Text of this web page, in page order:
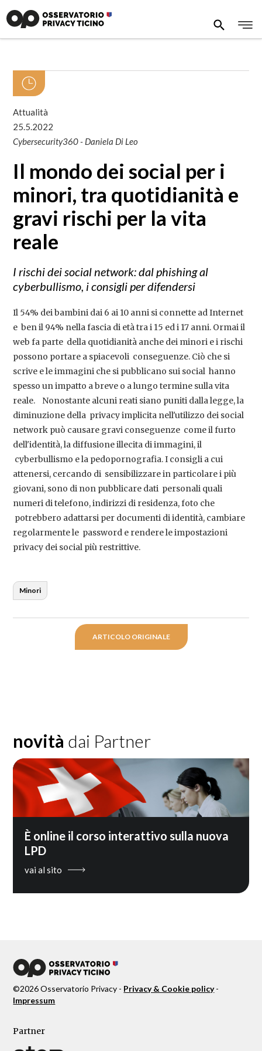
Attualità
25.5.2022
Cybersecurity360 - Daniela Di Leo
Il mondo dei social per i
minori, tra quotidianità e
gravi rischi per la vita
reale
I rischi dei social network: dal phishing al
cyberbullismo, i consigli per difendersi
Il 54% dei bambini dai 6 ai 10 anni si connette ad Internet
e ben il 94% nella fascia di età tra i 15 ed i 17 anni. Ormai il
web fa parte della quotidianità anche dei minori e i rischi
possono portare a spiacevoli conseguenze. Ciò che si
scrive e le immagini che si pubblicano sui social hanno
spesso un impatto a breve o a lungo termine sulla vita
reale. Nonostante alcuni reati siano puniti dalla legge, la
diminuzione della privacy implicita nell'utilizzo dei social
network può causare gravi conseguenze come il furto
dell'identità, la diffusione illecita di immagini, il
cyberbullismo e la pedopornografia. I consigli a cui
attenersi, cercando di sensibilizzare in particolare i più
giovani, sono di non pubblicare dati personali quali
numeri di telefono, indirizzi di residenza, foto che
potrebbero adattarsi per documenti di identità, cambiare
regolarmente le password e rendere le impostazioni
privacy dei social più restrittive.
Minori
ARTICOLO ORIGINALE
novità dai Partner
È online il corso interattivo sulla nuova
LPD
vai al sito
©2026Osservatorio Privacy - Privacy & Cookie policy-
Impressum
Partner